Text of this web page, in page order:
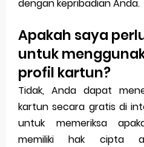
dengan kepribadian Anda.
Apakah saya
untuk
profil kartun?
Tidak, Anda dapat
kartun secara gratis di
untuk memeriksa
memiliki hak cipta